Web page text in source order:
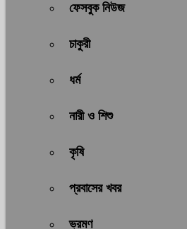
ফেসবুক নিউজ
চাকুরী
ধর্ম
নারী ও শিশু
কৃষি
প্রবাসের খবর
ভ্রমণ